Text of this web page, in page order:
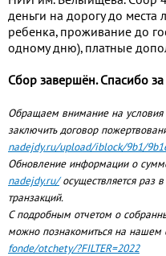
деньги на дорогу до
ребенка, проживание до
одному дню), платные
Сбор завершён. Спасибо
Обращаем внимание на
заключить договор
nadejdy.ru/upload/iblock/9b1/
Обновление информации о
nadejdy.ru/осуществляется раз
транзакций.
С подробным отчетом о
можно познакомиться на нашем
fonde/otchety/?FILTER=2022